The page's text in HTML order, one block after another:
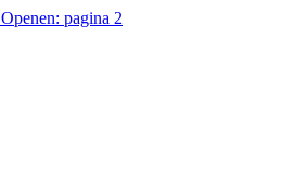
Openen: pagina 2